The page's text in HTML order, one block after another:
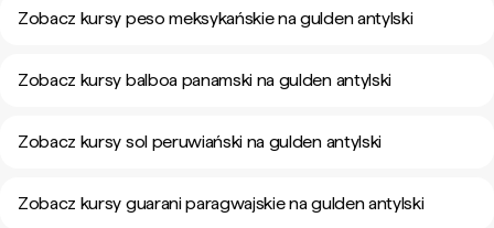
Zobacz kursy peso meksykańskie na gulden antylski
Zobacz kursy balboa panamski na gulden antylski
Zobacz kursy sol peruwiański na gulden antylski
Zobacz kursy guarani paragwajskie na gulden antylski